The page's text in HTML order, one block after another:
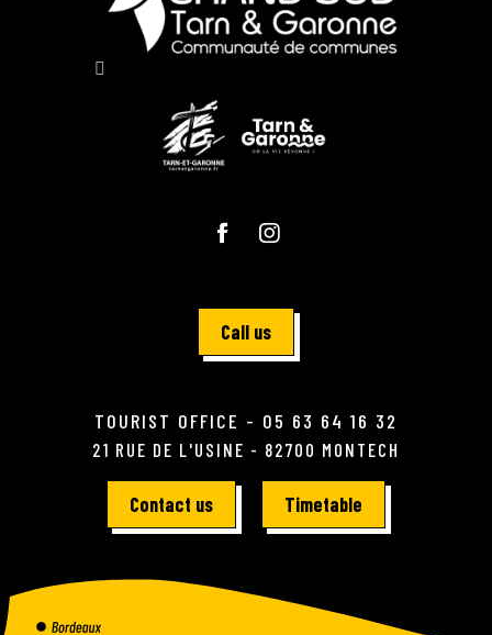
Call us
TOURIST OFFICE - 05 63 64 16 32
21 RUE DE L'USINE - 82700 MONTECH
Contact us Timetable